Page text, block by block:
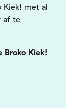
Kiek! met al
af te
Broko Kiek!